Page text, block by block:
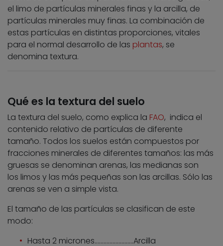
el limo de partículas minerales finas y la arcilla, de
partículas minerales muy finas. La combinación de
estas partículas en distintas proporciones, vitales
para el normal desarrollo de las plantas, se
denomina textura.
Qué es la textura del suelo
La textura del suelo, como explica la FAO, indica el
contenido relativo de partículas de diferente
tamaño. Todos los suelos están compuestos por
fracciones minerales de diferentes tamaños: las más
gruesas se denominan arenas, las medianas son
los limos y las más pequeñas son las arcillas. Sólo las
arenas se ven a simple vista.
El tamaño de las partículas se clasifican de este
modo:
Hasta 2 micrones……………………..Arcilla